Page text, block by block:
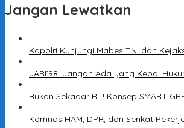
Jangan Lewatkan
Kapolri Kunjungi Mabes TNI dan
JARI’98: Jangan Ada yang Kebal
Bukan Sekadar RT! Konsep SMART
Komnas HAM, DPR, dan Serikat